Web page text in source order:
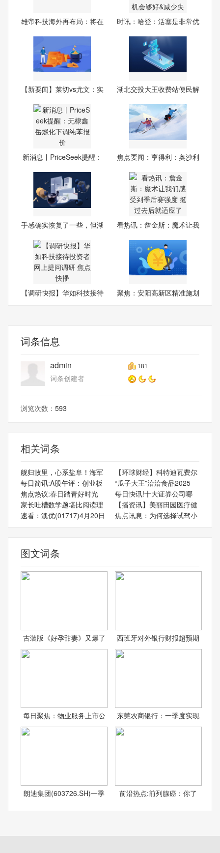
雄帝科技海外再布局：将在
时讯：哈登：活塞是非常优
【新要闻】莱切vs尤文：实
湖北交投大王收费站便民解
新消息丨PriceSeek提醒：
焦点要闻：亨得利：奥沙利
手感确实恢复了一些，但湖
看热讯：詹金斯：魔术让我
【调研快报】华如科技接待
聚焦：安阳高新区精准施划
词条信息
admin 181
词条创建者
浏览次数： 593
相关词条
舰归故里，心系盐阜！海军
【环球财经】科特迪瓦费尔
每日简讯:A股午评：创业板
“瓜子大王”洽洽食品2025
焦点热议:春日踏青好时光
每日快讯!十大证券公司哪
家长吐槽数学题堪比阅读理
【播资讯】美丽田园医疗健
速看：澳优(01717)4月20日
焦点讯息：为何选择试驾小
图文词条
古装版《好孕甜妻》又爆了 西班牙对外银行财报超预期
每日聚焦：物业服务上市公 东莞农商银行：一季度实现
朗迪集团(603726.SH)一季 前沿热点:前列腺癌：你了